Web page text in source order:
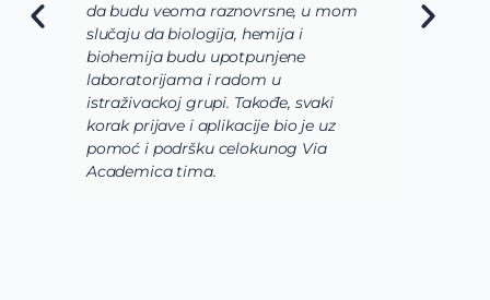
da budu veoma raznovrsne, u mom
slučaju da biologija, hemija i
biohemija budu upotpunjene
laboratorijama i radom u
istraživackoj grupi. Takođe, svaki
korak prijave i aplikacije bio je uz
pomoć i podršku celokunog Via
Academica tima.